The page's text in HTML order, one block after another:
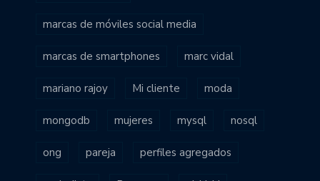
marcas de móviles social media
marcas de smartphones marc vidal
mariano rajoy Mi cliente moda
mongodb mujeres mysql nosql
ong pareja perfiles agregados